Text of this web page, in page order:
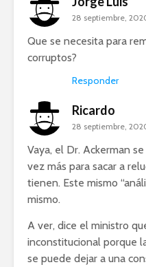
28 septiembre,
Que se necesita para
corruptos?
Responder
Ricardo
28 septiembre,
Vaya, el Dr. Ackerman
vez más para sacar a
tienen. Este mismo
mismo.
A ver, dice el ministro
inconstitucional porque
se puede dejar a una